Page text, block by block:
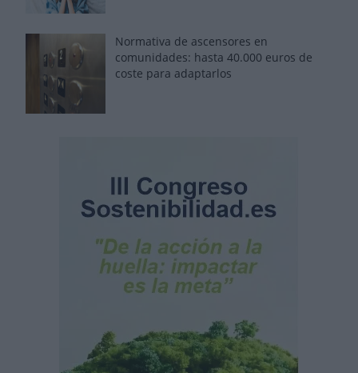
Normativa de ascensores en
comunidades: hasta 40.000 euros de
coste para adaptarlos